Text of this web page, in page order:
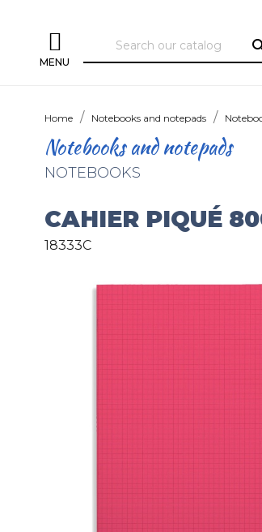
MENU
Home Notebooks and notepads
Notebooks and notepads
NOTEBOOKS
CAHIER PIQUÉ
18333C